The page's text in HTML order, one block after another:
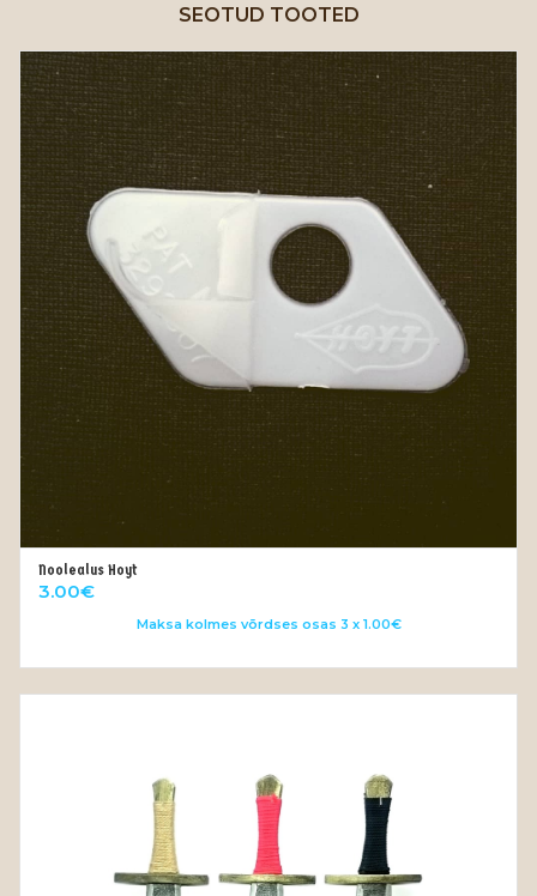
SEOTUD TOOTED
Noolealus Hoyt
3.00€
Maksa kolmes võrdses osas 3 x 1.00€